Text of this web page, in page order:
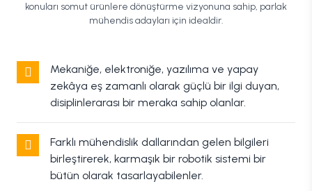
konuları somut ürünlere dönüştürme vizyonuna sahip, parlak
mühendis adayları için idealdir.
Mekaniğe, elektroniğe, yazılıma ve yapay
zekâya eş zamanlı olarak güçlü bir ilgi duyan,
disiplinlerarası bir meraka sahip olanlar.
Farklı mühendislik dallarından gelen bilgileri
birleştirerek, karmaşık bir robotik sistemi bir
bütün olarak tasarlayabilenler.